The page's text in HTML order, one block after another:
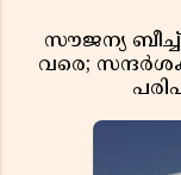
സൗജന്യ
വരെ;